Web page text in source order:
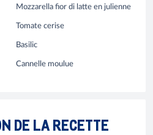
Mozzarella fior di latte en julienne
Tomate cerise
Basilic
Cannelle moulue
DE LA RECETTE